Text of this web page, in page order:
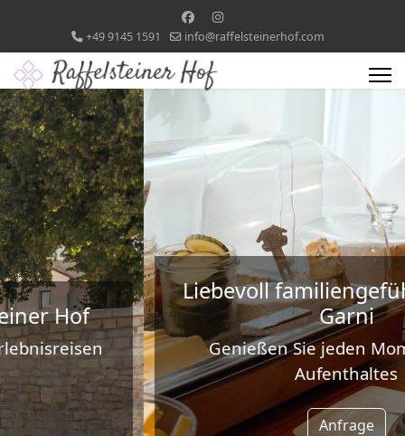
+49 9145 1591 info@raffelsteinerhof.com
Liebevoll familiengeführtes Hotel
Garni
Genießen Sie jeden Moment Ihres
Aufenthaltes
Anfrage